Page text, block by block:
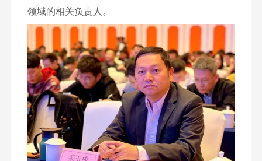
领域的相关负责人。